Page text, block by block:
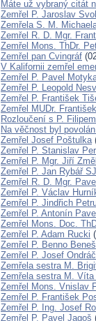
Máte už vybraný citát
Zemřel P. Jaroslav
Zemřela S. M.
Zemřel R. D. Mgr.
Zemřel Mons. ThDr.
Zemřel pan Cvingráf
V Kalifornii zemřel
Zemřel P. Pavel
Zemřel P. Leopold
Zemřel P. František
Zemřel MUDr.
Rozloučení s P.
Na věčnost byl
Zemřel Josef Poštulka
Zemřel P. Stanislav
Zemřel P. Mgr. Jiří
Zemřel P. Jan Rybář SJ
Zemřel R. D. Mgr.
Zemřel P. Václav
Zemřel P. Jindřich
Zemřel P. Antonín
Zemřel Mons. Doc.
Zemřel P. Adam Rucki
Zemřel P. Benno
Zemřel P. Josef
Zemřela sestra M.
Zemřela sestra M.
Zemřel Mons. Vnislav
Zemřel P. František
Zemřel P. Ing. Josef
Zemřel P. Pavel Jagoš